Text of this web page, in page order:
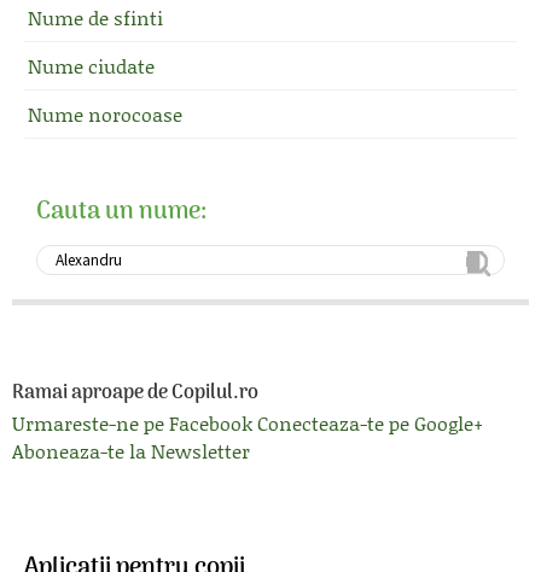
Nume de sfinti
Nume ciudate
Nume norocoase
Cauta un nume:
Ramai aproape de Copilul.ro
Urmareste-ne pe FacebookConecteaza-te pe Google+
Aboneaza-te la Newsletter